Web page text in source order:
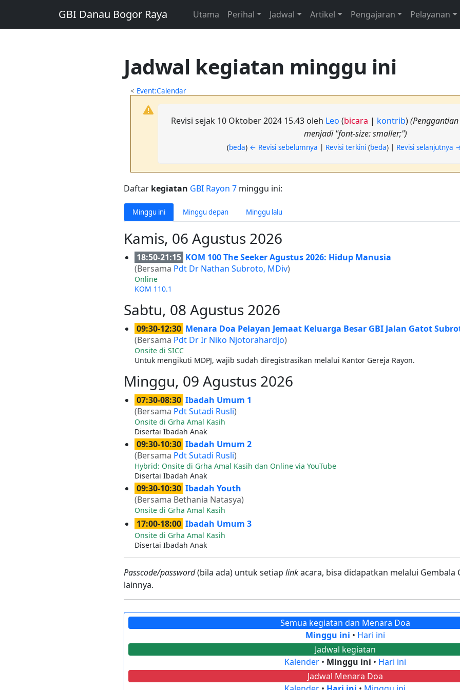
GBI Danau Bogor Raya Utama Perihal Jadwal Artikel Pengajaran Pelayanan
Jadwal kegiatan minggu ini
< Event:Calendar
Revisi sejak 10 Oktober 2024 15.43 oleh Leo (bicara | kontrib)
menjadi "font-size: smaller;")
(beda) ← Revisi sebelumnya | Revisi terkini(beda) | Revisi selanjutnya
Daftar kegiatan GBI Rayon 7 minggu ini:
Minggu ini Minggu depan Minggu lalu
Kamis, 06 Agustus 2026
18:50-21:15 KOM 100 The Seeker Agustus 2026: Hidup Manusia
(Bersama Pdt Dr Nathan Subroto, MDiv)
Online
KOM 110.1
Sabtu, 08 Agustus 2026
09:30-12:30 Menara Doa Pelayan Jemaat Keluarga Besar GBI Jalan Gatot
(Bersama Pdt Dr Ir Niko Njotorahardjo)
Onsite di SICC
Untuk mengikuti MDPJ, wajib sudah diregistrasikan melalui Kantor Gereja Rayon.
Minggu, 09 Agustus 2026
07:30-08:30 Ibadah Umum 1
(Bersama Pdt Sutadi Rusli)
Onsite di Grha Amal Kasih
Disertai Ibadah Anak
09:30-10:30 Ibadah Umum 2
(Bersama Pdt Sutadi Rusli)
Hybrid: Onsite di Grha Amal Kasih dan Online via YouTube
Disertai Ibadah Anak
09:30-10:30 Ibadah Youth
(Bersama Bethania Natasya)
Onsite di Grha Amal Kasih
17:00-18:00 Ibadah Umum 3
Onsite di Grha Amal Kasih
Disertai Ibadah Anak
Passcode/password(bila ada) untuk setiap linkacara, bisa didapatkan melalui Gembala
lainnya.
Semua kegiatan dan Menara Doa
Minggu ini • Hari ini
Jadwal kegiatan
Kalender• Minggu ini • Hari ini
Jadwal Menara Doa